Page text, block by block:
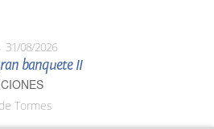
31/08/2026
banquete II
Tormes